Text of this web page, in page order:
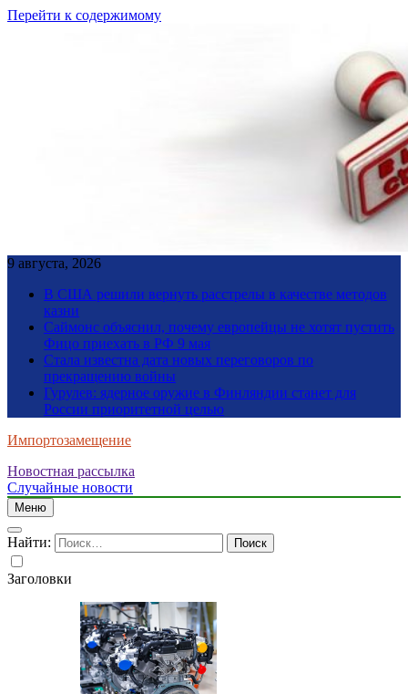
Перейти к содержимому
9 августа, 2026
В США решили вернуть расстрелы в качестве методов
казни
Саймонс объяснил, почему европейцы не хотят пустить
Фицо приехать в РФ 9 мая
Стала известна дата новых переговоров по
прекращению войны
Гурулев: ядерное оружие в Финляндии станет для
России приоритетной целью
Импортозамещение
Новостная рассылка
Случайные новости
Меню
Найти:
Заголовки